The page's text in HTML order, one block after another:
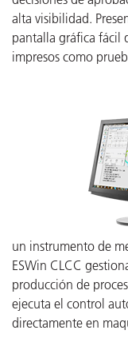
alta visibilidad.
pantalla gráfica fácil
impresos como
un instrumento de
ESWin CLCC
producción de
ejecuta el control
directamente en